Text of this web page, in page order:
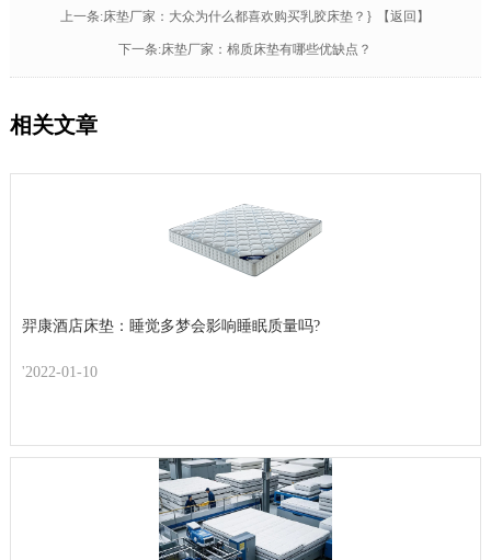
上一条:床垫厂家：大众为什么都喜欢购买乳胶床垫？} 【返回】
下一条:床垫厂家：棉质床垫有哪些优缺点？
相关文章
羿康酒店床垫：睡觉多梦会影响睡眠质量吗?
'2022-01-10